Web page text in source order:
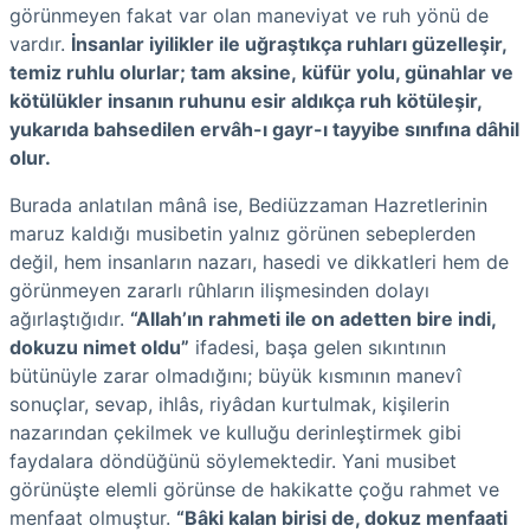
görünmeyen fakat var olan maneviyat ve ruh yönü de
vardır. İnsanlar iyilikler ile uğraştıkça ruhları güzelleşir,
temiz ruhlu olurlar; tam aksine, küfür yolu, günahlar ve
kötülükler insanın ruhunu esir aldıkça ruh kötüleşir,
yukarıda bahsedilen ervâh-ı gayr-ı tayyibe sınıfına dâhil
olur.
Burada anlatılan mânâ ise, Bediüzzaman Hazretlerinin
maruz kaldığı musibetin yalnız görünen sebeplerden
değil, hem insanların nazarı, hasedi ve dikkatleri hem de
görünmeyen zararlı rûhların ilişmesinden dolayı
ağırlaştığıdır. “Allah’ın rahmeti ile on adetten bire indi,
dokuzu nimet oldu” ifadesi, başa gelen sıkıntının
bütünüyle zarar olmadığını; büyük kısmının manevî
sonuçlar, sevap, ihlâs, riyâdan kurtulmak, kişilerin
nazarından çekilmek ve kulluğu derinleştirmek gibi
faydalara döndüğünü söylemektedir. Yani musibet
görünüşte elemli görünse de hakikatte çoğu rahmet ve
menfaat olmuştur. “Bâki kalan birisi de, dokuz menfaati